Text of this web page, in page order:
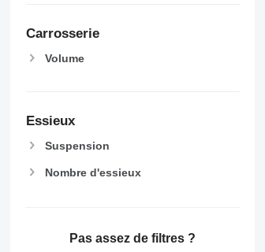
Carrosserie
Volume
Essieux
Suspension
Nombre d'essieux
Pas assez de filtres ?